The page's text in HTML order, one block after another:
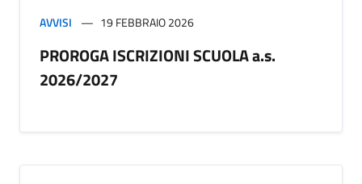
AVVISI 19 FEBBRAIO 2026
PROROGA ISCRIZIONI SCUOLA a.s.
2026/2027